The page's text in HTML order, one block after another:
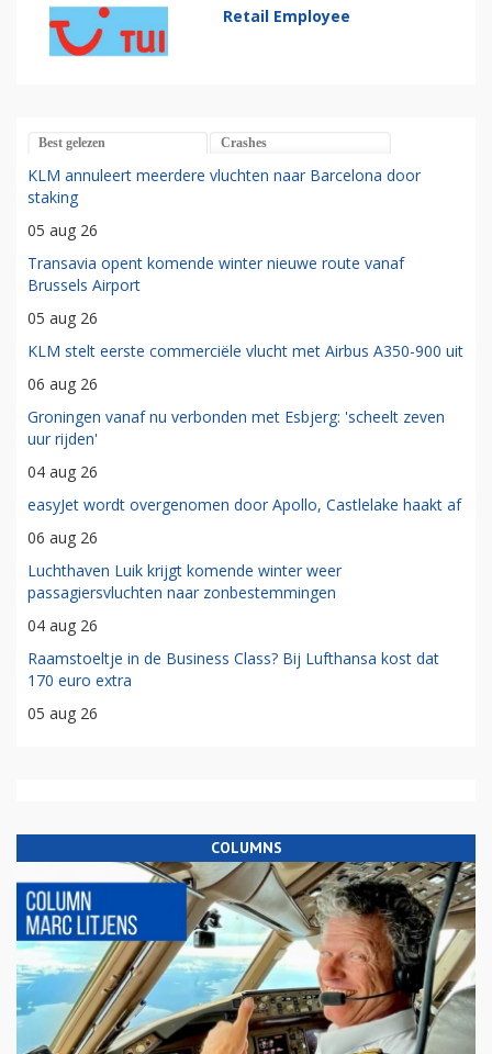
Retail Employee
Best gelezen Crashes
KLM annuleert meerdere vluchten naar Barcelona door
staking
05 aug 26
Transavia opent komende winter nieuwe route vanaf
Brussels Airport
05 aug 26
KLM stelt eerste commerciële vlucht met Airbus A350-900 uit
06 aug 26
Groningen vanaf nu verbonden met Esbjerg: 'scheelt zeven
uur rijden'
04 aug 26
easyJet wordt overgenomen door Apollo, Castlelake haakt af
06 aug 26
Luchthaven Luik krijgt komende winter weer
passagiersvluchten naar zonbestemmingen
04 aug 26
Raamstoeltje in de Business Class? Bij Lufthansa kost dat
170 euro extra
05 aug 26
COLUMNS